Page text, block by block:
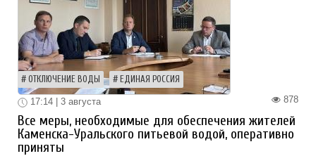
ОТКЛЮЧЕНИЕ ВОДЫ ЕДИНАЯ РОССИЯ
878
17:14 | 3 августа
Все меры, необходимые для обеспечения жителей
Каменска-Уральского питьевой водой, оперативно
приняты